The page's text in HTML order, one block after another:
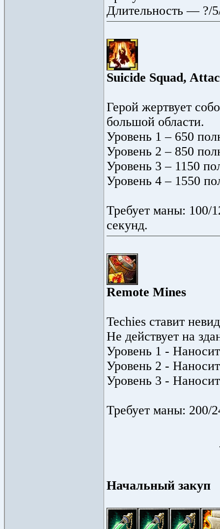
Длительность — ?/
Suicide Squad,
Герой жертвует
большой области.
Уровень 1 – 650
Уровень 2 – 850
Уровень 3 – 1150
Уровень 4 – 1550
Требует маны: 100/
секунд.
Remote Mines
Techies ставит
Не действует на
Уровень 1 -
Уровень 2 -
Уровень 3 -
Требует маны: 200/
Начальный закуп